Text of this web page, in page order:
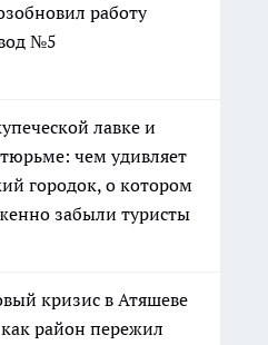
работу
№5
лавке и
чем удивляет
городок, о котором
забыли туристы
кризис в Атяшеве
район пережил